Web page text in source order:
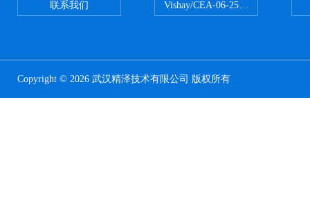
联系我们 Vishay/CEA-06-250US-350美国威
Copyright © 2026 武汉精泽技术有限公司 版权所有